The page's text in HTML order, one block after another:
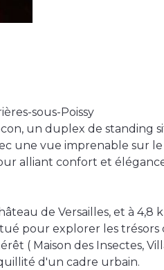
sous-Poissy
un duplex de standing
une vue imprenable sur
alliant confort et
de Versailles, et à 4,8
pour explorer les trésors
( Maison des Insectes,
d'un cadre urbain.